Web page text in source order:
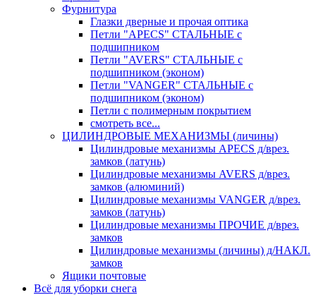
Фурнитура
Глазки дверные и прочая оптика
Петли "APECS" СТАЛЬНЫЕ с
подшипником
Петли "AVERS" СТАЛЬНЫЕ с
подшипником (эконом)
Петли "VANGER" СТАЛЬНЫЕ с
подшипником (эконом)
Петли с полимерным покрытием
смотреть все...
ЦИЛИНДРОВЫЕ МЕХАНИЗМЫ (личины)
Цилиндровые механизмы APECS д/врез.
замков (латунь)
Цилиндровые механизмы AVERS д/врез.
замков (алюминий)
Цилиндровые механизмы VANGER д/врез.
замков (латунь)
Цилиндровые механизмы ПРОЧИЕ д/врез.
замков
Цилиндровые механизмы (личины) д/НАКЛ.
замков
Ящики почтовые
Всё для уборки снега